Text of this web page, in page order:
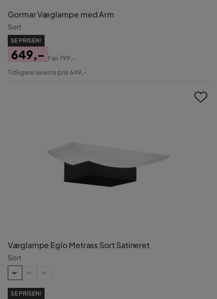
Gormar Væglampe med Arm
Sort
SE PRISEN!
Pris
649,-
Original
Før799,-
Tidligere laveste pris 649,-
Væglampe Eglo Metrass Sort Satineret
Sort
SE PRISEN!